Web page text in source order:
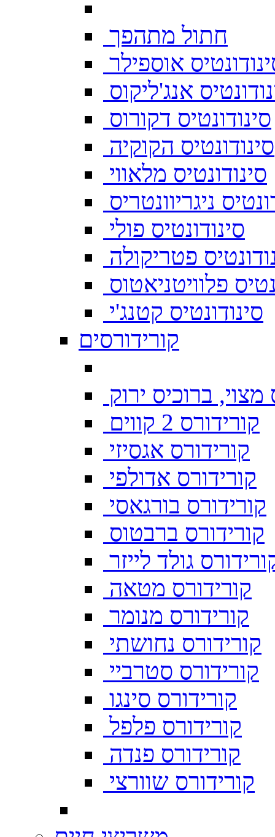
חתול מתהפך
אוספילר
אנג'ליקוס
סינודונטיס דקורוס
סינודונטיס הקוקיה
סינודונטיס מלאווי
ניגריוונטריס
סינודונטיס פולי
פטריקולה
פלוויטניאטוס
סינודונטיס קטנג'י
קורידורסים
מצוי, ברוכיס ירוק
קורידורס 2 קווים
קורידורס אגסיזי
קורידורס אדולפי
קורידורס בורגאסי
קורידורס ברבטוס
גולד לייזר
קורידורס מטאה
קורידורס מנומר
קורידורס נחושתי
קורידורס סטרביי
קורידורס סינגו
קורידורס פלפל
קורידורס פנדה
קורידורס שוורצי